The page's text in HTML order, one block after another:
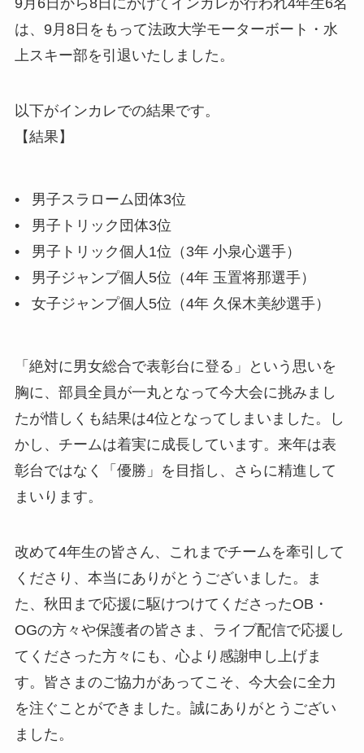
9月6日から8日にかけてインカレが行われ4年生6名
は、9月8日をもって法政大学モーターボート・水
上スキー部を引退いたしました。
以下がインカレでの結果です。
【結果】
•   男子スラローム団体3位
•   男子トリック団体3位
•   男子トリック個人1位（3年 小泉心選手）
•   男子ジャンプ個人5位（4年 玉置将那選手）
•   女子ジャンプ個人5位（4年 久保木美紗選手）
「絶対に男女総合で表彰台に登る」という思いを
胸に、部員全員が一丸となって今大会に挑みまし
たが惜しくも結果は4位となってしまいました。し
かし、チームは着実に成長しています。来年は表
彰台ではなく「優勝」を目指し、さらに精進して
まいります。
改めて4年生の皆さん、これまでチームを牽引して
くださり、本当にありがとうございました。ま
た、秋田まで応援に駆けつけてくださったOB・
OGの方々や保護者の皆さま、ライブ配信で応援し
てくださった方々にも、心より感謝申し上げま
す。皆さまのご協力があってこそ、今大会に全力
を注ぐことができました。誠にありがとうござい
ました。